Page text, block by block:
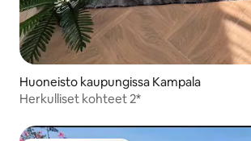
Huoneisto kaupungissa Kampala
Herkulliset kohteet 2*